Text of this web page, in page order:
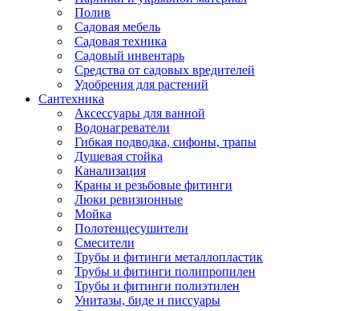
Полив
Садовая мебель
Садовая техника
Садовый инвентарь
Средства от садовых вредителей
Удобрения для растений
Сантехника
Аксессуары для ванной
Водонагреватели
Гибкая подводка, сифоны, трапы
Душевая стойка
Канализация
Краны и резьбовые фитинги
Люки ревизионные
Мойка
Полотенцесушители
Смесители
Трубы и фитинги металлопластик
Трубы и фитинги полипропилен
Трубы и фитинги полиэтилен
Унитазы, биде и писсуары